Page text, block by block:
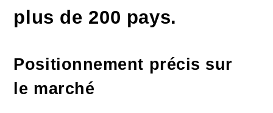
plus de 200 pays.
Positionnement précis sur
le marché